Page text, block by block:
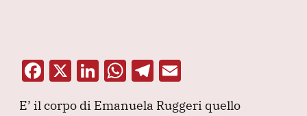
F X Li W T
E’ il corpo di Emanuela Ruggeri quello